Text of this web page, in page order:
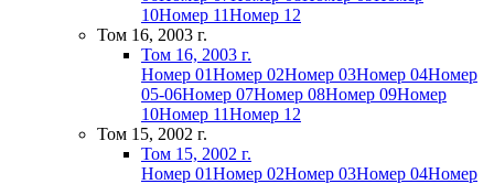
10Номер 11Номер 12
Том 16, 2003 г.
Том 16, 2003 г.
Номер 01Номер 02Номер 03Номер 04Номер
05-06Номер 07Номер 08Номер 09Номер
10Номер 11Номер 12
Том 15, 2002 г.
Том 15, 2002 г.
Номер 01Номер 02Номер 03Номер 04Номер